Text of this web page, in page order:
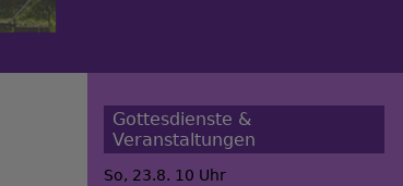
Gottesdienste &
Veranstaltungen
So, 23.8. 10 Uhr